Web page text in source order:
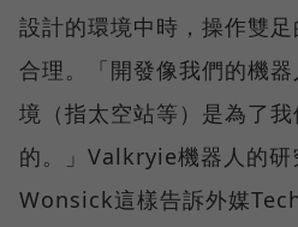
設計的環境中時，操作雙
合理。「開發像我們的機
境（指太空站等）是為了
的。」Valkryie機器人的
Wonsick這樣告訴外媒